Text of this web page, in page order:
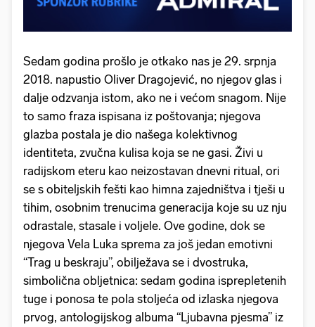
Sedam godina prošlo je otkako nas je 29. srpnja
2018. napustio Oliver Dragojević, no njegov glas i
dalje odzvanja istom, ako ne i većom snagom. Nije
to samo fraza ispisana iz poštovanja; njegova
glazba postala je dio našega kolektivnog
identiteta, zvučna kulisa koja se ne gasi. Živi u
radijskom eteru kao neizostavan dnevni ritual, ori
se s obiteljskih fešti kao himna zajedništva i tješi u
tihim, osobnim trenucima generacija koje su uz nju
odrastale, stasale i voljele. Ove godine, dok se
njegova Vela Luka sprema za još jedan emotivni
“Trag u beskraju”, obilježava se i dvostruka,
simbolična obljetnica: sedam godina isprepletenih
tuge i ponosa te pola stoljeća od izlaska njegova
prvog, antologijskog albuma “Ljubavna pjesma” iz